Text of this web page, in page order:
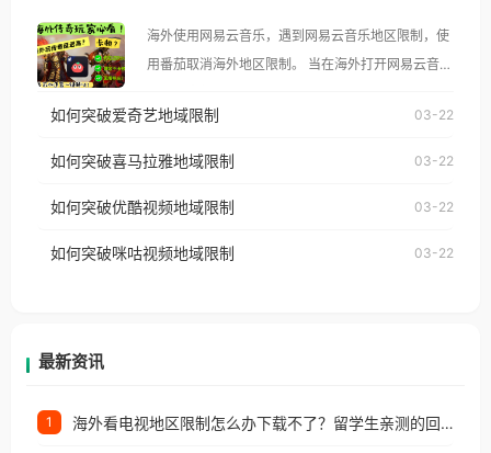
像其他音乐平台一样，出现地区及版权限制问题，且
仅能在中国大陆地区播放。 遇到这个问题的朋友们，
使用番茄回国加速器，即可解决「海外用户收听腾讯
台湾、美国、加拿大、澳大利亚、欧洲等国家和地区
权限制所困扰。
海外使用网易云音乐，遇到网易云音乐地区限制，使
用番茄取消海外地区限制。 当在海外打开网易云音
播放”的提示语。 海外用户如香港、澳门、台湾、美
国、加拿大、澳大利亚、欧洲等国家和地区时，网易
制问题，且仅能在中国大陆地区播放。 遇到这个问题
户收听网易云音乐地区版权限制」的问题，无论人在
如何突破爱奇艺地域限制 03-22
如何突破喜马拉雅地域限制 03-22
如何突破优酷视频地域限制 03-22
如何突破咪咕视频地域限制 03-22
最新资讯
1 海外看电视地区限制怎么办下载不了？留学生亲测的回国加速方案（附2026世界杯观赛技巧）